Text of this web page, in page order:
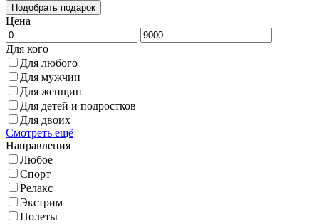
Цена
Для кого
Для любого
Для мужчин
Для женщин
Для детей и подростков
Для двоих
Смотреть ещё
Направления
Любое
Спорт
Релакс
Экстрим
Полеты